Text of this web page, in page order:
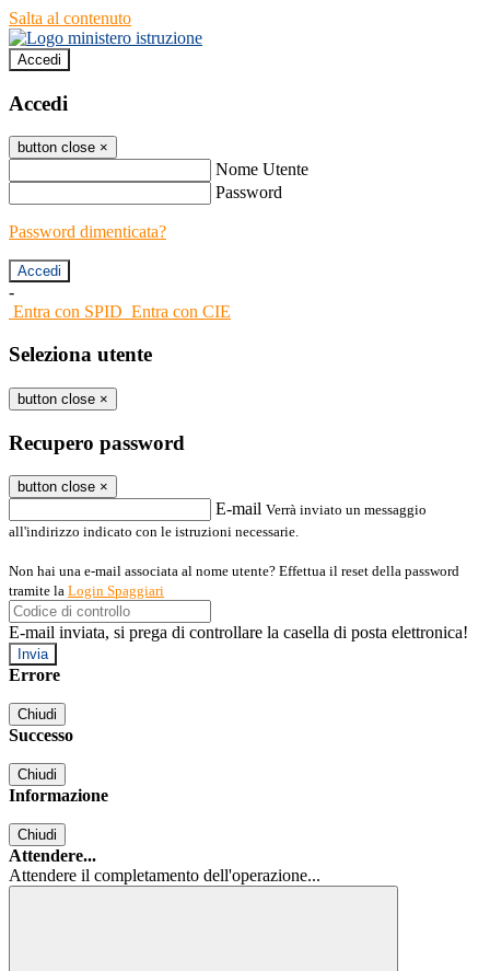
Salta al contenuto
Accedi
Accedi
button close ×
Nome Utente
Password
Password dimenticata?
-
Entra con SPID Entra con CIE
Seleziona utente
button close ×
Recupero password
button close ×
E-mail Verrà inviato un messaggio
all'indirizzo indicato con le istruzioni necessarie.
Non hai una e-mail associata al nome utente? Effettua il reset della password
tramite la Login Spaggiari
E-mail inviata, si prega di controllare la casella di posta elettronica!
Errore
Chiudi
Successo
Chiudi
Informazione
Chiudi
Attendere...
Attendere il completamento dell'operazione...